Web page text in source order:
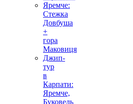
Яремче:
Стежка
Довбуша
+
гора
Маковиця
Джип-
тур
в
Карпати:
Яремче,
Буковель